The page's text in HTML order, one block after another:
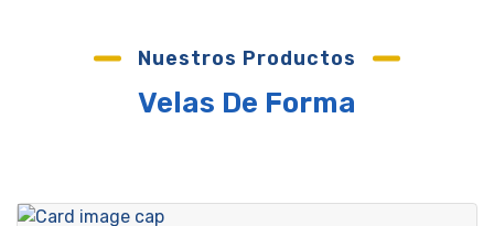
Nuestros Productos
Velas De Forma